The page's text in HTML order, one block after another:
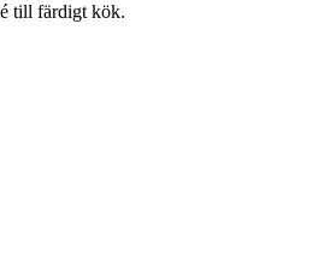
till färdigt kök.